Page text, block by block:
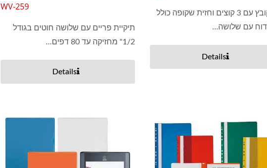
תיק קובץ עם 3 קוצים וחזית שקופה כולל
דוח עם שלושה...
Details
WV-259
תיקיית פריים עם שלושה חוטים בגודל
1/2" מחזיקה עד 80 דפים...
Details
קלסר טבעת ויניל כיסים למחיקה יבשה